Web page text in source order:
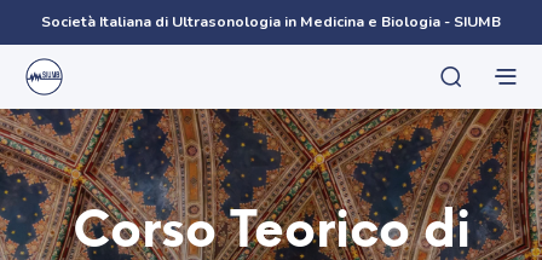
Società Italiana di Ultrasonologia in Medicina e Biologia - SIUMB
Corso Teorico di